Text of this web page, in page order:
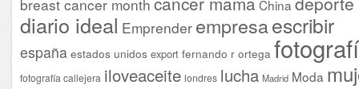
breast cancer month China
diario ideal Emprender empresaescribir
españa estados unidos export fernando r ortega
fotografía callejera iloveaceite londres lucha Madrid Moda